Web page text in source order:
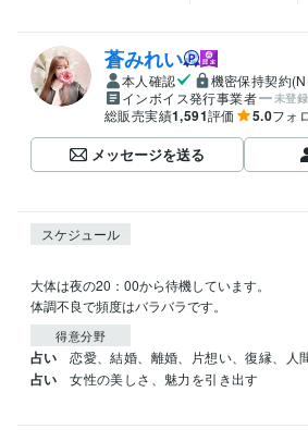
蒼みれい
本人確認
機密保持契約
インボイス発行事業者
未登録
総販売実績1,591評価 5.0フォ
メッセージを送る
スケジュール
大体は夜の20：00から待機しています。
体調不良で頻度はバラバラです。
得意分野
占い 恋愛、結婚、離婚、片想い、復縁、人
占い 女性の美しさ、魅力を引き出す